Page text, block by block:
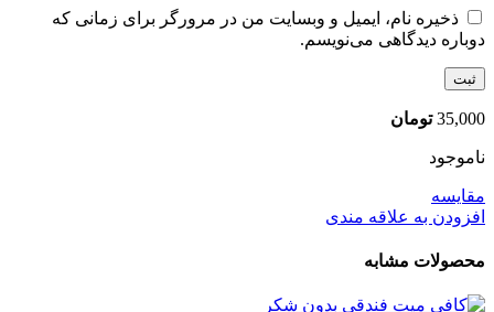
ذخیره نام، ایمیل و وبسایت من در مرورگر برای زمانی که
دوباره دیدگاهی می‌نویسم.
35,000 تومان
ناموجود
مقایسه
افزودن به علاقه مندی
محصولات مشابه